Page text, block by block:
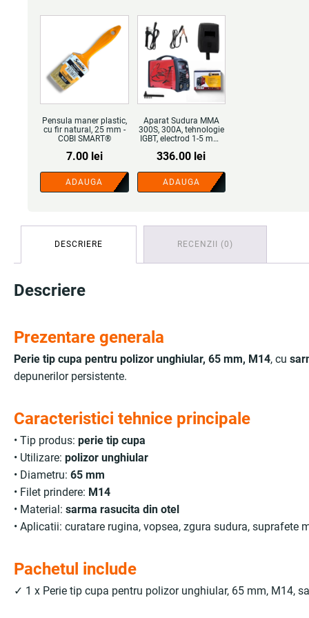
Pensula maner plastic,
cu fir natural, 25 mm -
COBI SMART®
7.00 lei
ADAUGA
Aparat Sudura MMA
300S, 300A, tehnologie
IGBT, electrod 1-5 mm,
COBI SMART®
336.00 lei
ADAUGA
DESCRIERE RECENZII (0)
Descriere
Prezentare generala
Perie tip cupa pentru polizor unghiular, 65 mm, M14, cu
depunerilor persistente.
Caracteristici tehnice principale
• Tip produs: perie tip cupa
• Utilizare: polizor unghiular
• Diametru: 65 mm
• Filet prindere: M14
• Material: sarma rasucita din otel
• Aplicatii: curatare rugina, vopsea, zgura sudura, suprafete
Pachetul include
✓ 1 x Perie tip cupa pentru polizor unghiular, 65 mm, M14,